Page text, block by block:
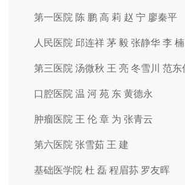
第一医院 陈 鹏 高 莉 赵 宁 廖秦平
人民医院 邱连祥 茅 毅 张静华 李 楠
第三医院 汤微秋 王 亮 冬雪川 范东
口腔医院 温 河 苑 东 黄德永
肿瘤医院 王 伦 章 为 张青云
第六医院 张雪茹 王 建
基础医学院 杜 磊 程眉荪 罗友晖